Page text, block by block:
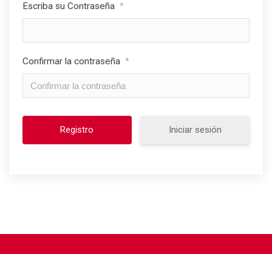
Escriba su Contraseña *
Confirmar la contraseña *
Iniciar sesión